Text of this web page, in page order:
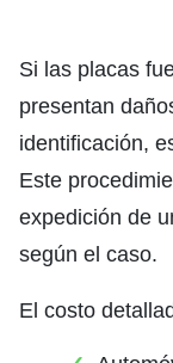
Si las placas
presentan
identificación,
Este
expedición de
según el caso.
El costo